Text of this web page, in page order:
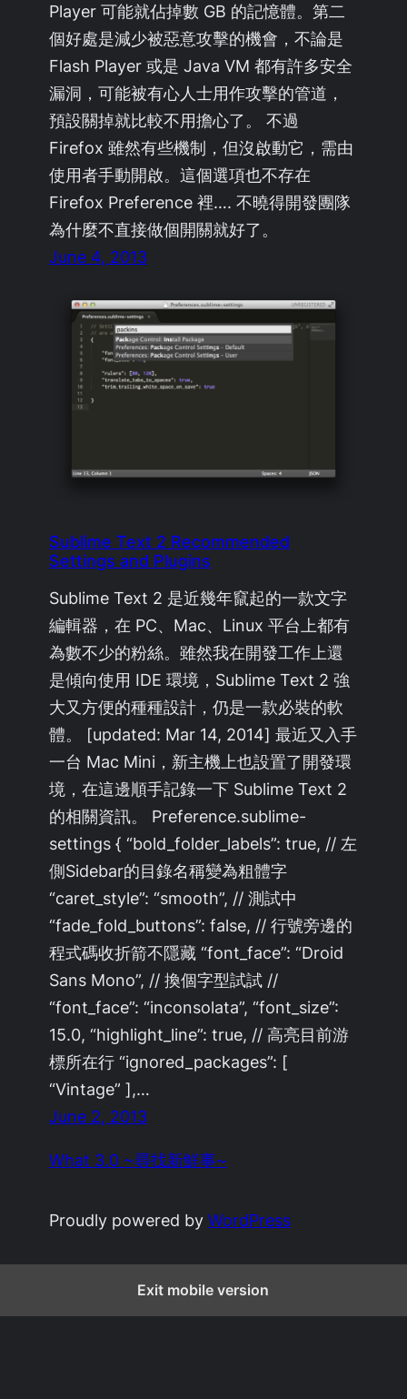
Player 可能就佔掉數 GB 的記憶體。第二
個好處是減少被惡意攻擊的機會，不論是
Flash Player 或是 Java VM 都有許多安全
漏洞，可能被有心人士用作攻擊的管道，
預設關掉就比較不用擔心了。 不過
Firefox 雖然有些機制，但沒啟動它，需由
使用者手動開啟。這個選項也不存在
Firefox Preference 裡…. 不曉得開發團隊
為什麼不直接做個開關就好了。
June 4, 2013
Sublime Text 2 Recommended
Settings and Plugins
Sublime Text 2 是近幾年竄起的一款文字
編輯器，在 PC、Mac、Linux 平台上都有
為數不少的粉絲。雖然我在開發工作上還
是傾向使用 IDE 環境，Sublime Text 2 強
大又方便的種種設計，仍是一款必裝的軟
體。 [updated: Mar 14, 2014] 最近又入手
一台 Mac Mini，新主機上也設置了開發環
境，在這邊順手記錄一下 Sublime Text 2
的相關資訊。 Preference.sublime-
settings { “bold_folder_labels”: true, // 左
側Sidebar的目錄名稱變為粗體字
“caret_style”: “smooth”, // 測試中
“fade_fold_buttons”: false, // 行號旁邊的
程式碼收折箭不隱藏 “font_face”: “Droid
Sans Mono”, // 換個字型試試 //
“font_face”: “inconsolata”, “font_size”:
15.0, “highlight_line”: true, // 高亮目前游
標所在行 “ignored_packages”: [
“Vintage” ],…
June 2, 2013
What 3.0 ~尋找新鮮事~
Proudly powered byWordPress
Exit mobile version